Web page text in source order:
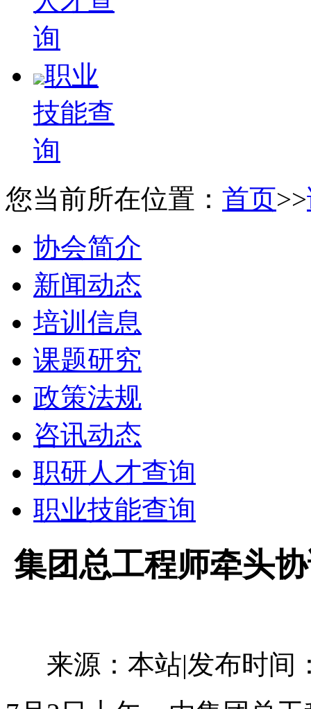
询
职业
技能查
询
您当前所在位置： 首页>>
协会简介
新闻动态
培训信息
课题研究
政策法规
咨讯动态
职研人才查询
职业技能查询
集团总工程师牵头
来源：本站|发布时间